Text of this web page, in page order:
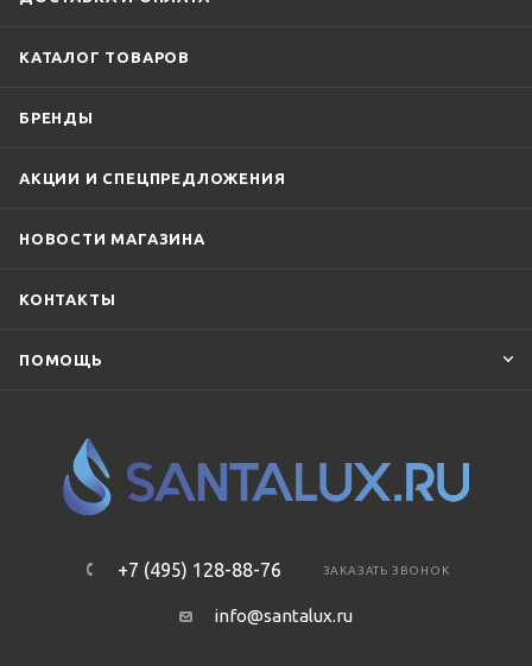
КАТАЛОГ ТОВАРОВ
БРЕНДЫ
АКЦИИ И СПЕЦПРЕДЛОЖЕНИЯ
НОВОСТИ МАГАЗИНА
КОНТАКТЫ
ПОМОЩЬ
+7 (495) 128-88-76 ЗАКАЗАТЬ ЗВОНОК
info@santalux.ru